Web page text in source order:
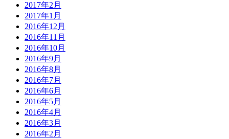
2017年2月
2017年1月
2016年12月
2016年11月
2016年10月
2016年9月
2016年8月
2016年7月
2016年6月
2016年5月
2016年4月
2016年3月
2016年2月